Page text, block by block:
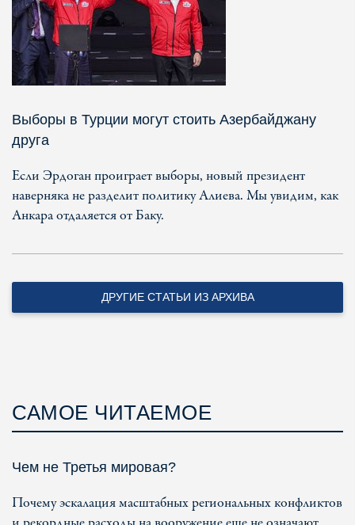
Выборы в Турции могут стоить Азербайджану
друга
Если Эрдоган проиграет выборы, новый президент
наверняка не разделит политику Алиева. Мы увидим, как
Анкара отдаляется от Баку.
ДРУГИЕ СТАТЬИ ИЗ АРХИВА
САМОЕ ЧИТАЕМОЕ
Чем не Третья мировая?
Почему эскалация масштабных региональных конфликтов